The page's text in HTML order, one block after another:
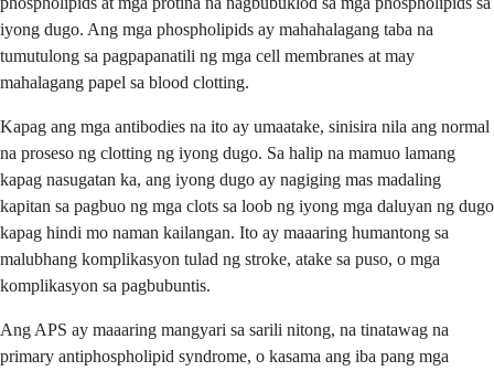
iyong dugo. Ang mga phospholipids ay mahahalagang taba na
tumutulong sa pagpapanatili ng mga cell membranes at may
mahalagang papel sa blood clotting.
Kapag ang mga antibodies na ito ay umaatake, sinisira nila ang normal
na proseso ng clotting ng iyong dugo. Sa halip na mamuo lamang
kapag nasugatan ka, ang iyong dugo ay nagiging mas madaling
kapitan sa pagbuo ng mga clots sa loob ng iyong mga daluyan ng dugo
kapag hindi mo naman kailangan. Ito ay maaaring humantong sa
malubhang komplikasyon tulad ng stroke, atake sa puso, o mga
komplikasyon sa pagbubuntis.
Ang APS ay maaaring mangyari sa sarili nitong, na tinatawag na
primary antiphospholipid syndrome, o kasama ang iba pang mga